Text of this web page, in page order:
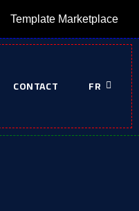
Template Marketplace
CONTACT FR